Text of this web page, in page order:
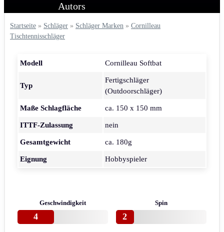
Startseite » Schläger » Schläger Marken » Cornilleau
Tischtennisschläger
Modell Cornilleau Softbat
Typ
Fertigschläger
(Outdoorschläger)
Maße Schlagfläche ca. 150 x 150 mm
ITTF-Zulassung nein
Gesamtgewicht ca. 180g
Eignung Hobbyspieler
Geschwindigkeit
4
Spin
2